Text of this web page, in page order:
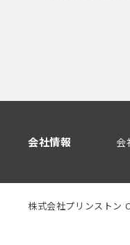
会社情報 会
株式会社プリンスト